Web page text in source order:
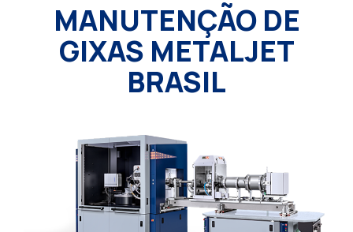
MANUTENÇÃO DE
GIXAS METALJET
BRASIL